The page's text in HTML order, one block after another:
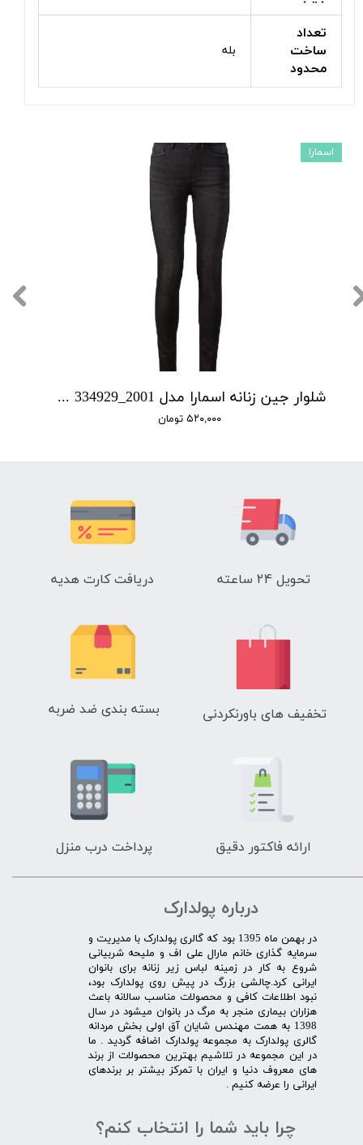
تعداد
ساخت
محدود
بله
شلوار جین زنانه اسمارا مدل Ian 334929_2001
۵۲۰,۰۰۰ تومان
اسمارا
تحویل 24 ساعته دریافت کارت هدیه
تخفیف های باورنکردنی بسته بندی ضد ضربه
ارائه فاکتور دقیق پرداخت درب منزل
درباره پولدارک
در بهمن ماه 1395 بود که گالری پولدارک با مدیریت و
سرمایه گذاری خانم مارال علی اف و ملیحه شربیانی
شروع به کار در زمینه لباس زیر زنانه برای بانوان
ایرانی کرد.چالشی بزرگ در پیش روی پولدارک بود،
نبود اطلاعات کافی و محصولات مناسب سالانه باعث
هزاران بیماری منجر به مرگ در بانوان میشود در سال
1398 به همت مهندس شایان آق اولی بخش مردانه
گالری پولدارک به مجموعه پولدارک اضافه گردید . ما
در این مجموعه در تلاشیم بهترین محصولات از برند
های معروف دنیا و ایران با تمرکز بیشتر بر برندهای
ایرانی را عرضه کنیم .​​​​​​​
چرا باید شما را انتخاب کنم؟